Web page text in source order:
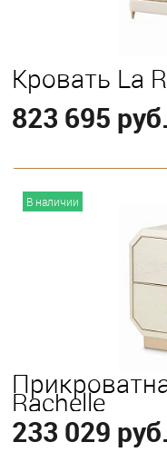
Кровать La
823 695
В наличии
Rachelle
233 029 руб.